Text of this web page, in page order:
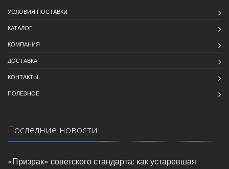
УСЛОВИЯ ПОСТАВКИ
КАТАЛОГ
КОМПАНИЯ
ДОСТАВКА
КОНТАКТЫ
ПОЛЕЗНОЕ
Последние новости
«Призрак» советского стандарта: как устаревшая